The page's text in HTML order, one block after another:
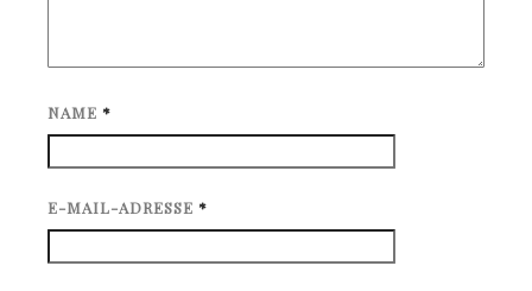
NAME *
E-MAIL-ADRESSE *